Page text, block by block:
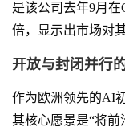
是该公司去年9月
倍，显示出市场对
开放与封闭并行
作为欧洲领先的AI
其核心愿景是“将